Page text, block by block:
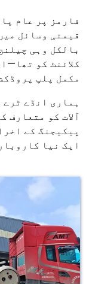
فارمز پر عام
قیمتی وسائل
بالکل وہی
کلائنٹ کو
مکمل پلپ
ہماری انڈے
آلات کو متعارف
پیکیجنگ کے
ایک نیا